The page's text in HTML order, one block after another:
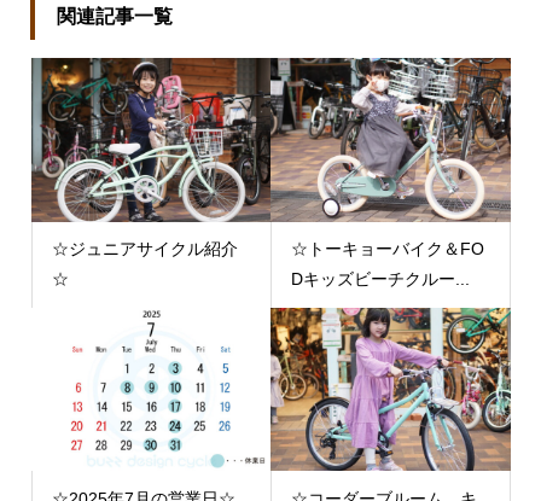
関連記事一覧
☆ジュニアサイクル紹介
☆
☆トーキョーバイク＆FO
Dキッズビーチクルー...